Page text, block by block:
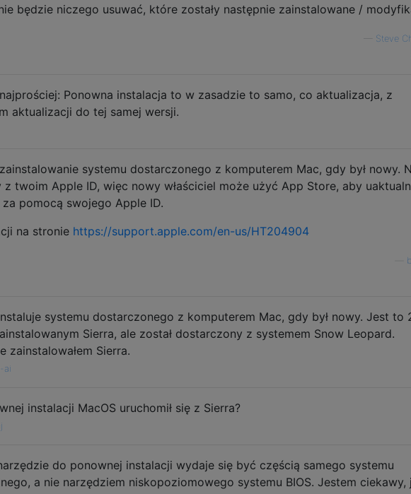
będzie niczego usuwać, które zostały następnie zainstalowane /
Steve
Ponowna instalacja to w zasadzie to samo, co aktualizacja, z
aktualizacji do tej samej wersji.
systemu dostarczonego z komputerem Mac, gdy był nowy.
z twoim Apple ID, więc nowy właściciel może użyć App Store, aby
pomocą swojego Apple ID.
na stronie https://support.apple.com/en-us/HT204904
systemu dostarczonego z komputerem Mac, gdy był nowy. Jest to
Sierra, ale został dostarczony z systemem Snow Leopard.
zainstalowałem Sierra.
ai
instalacji MacOS uruchomił się z Sierra?
do ponownej instalacji wydaje się być częścią samego systemu
a nie narzędziem niskopoziomowego systemu BIOS. Jestem ciekawy,